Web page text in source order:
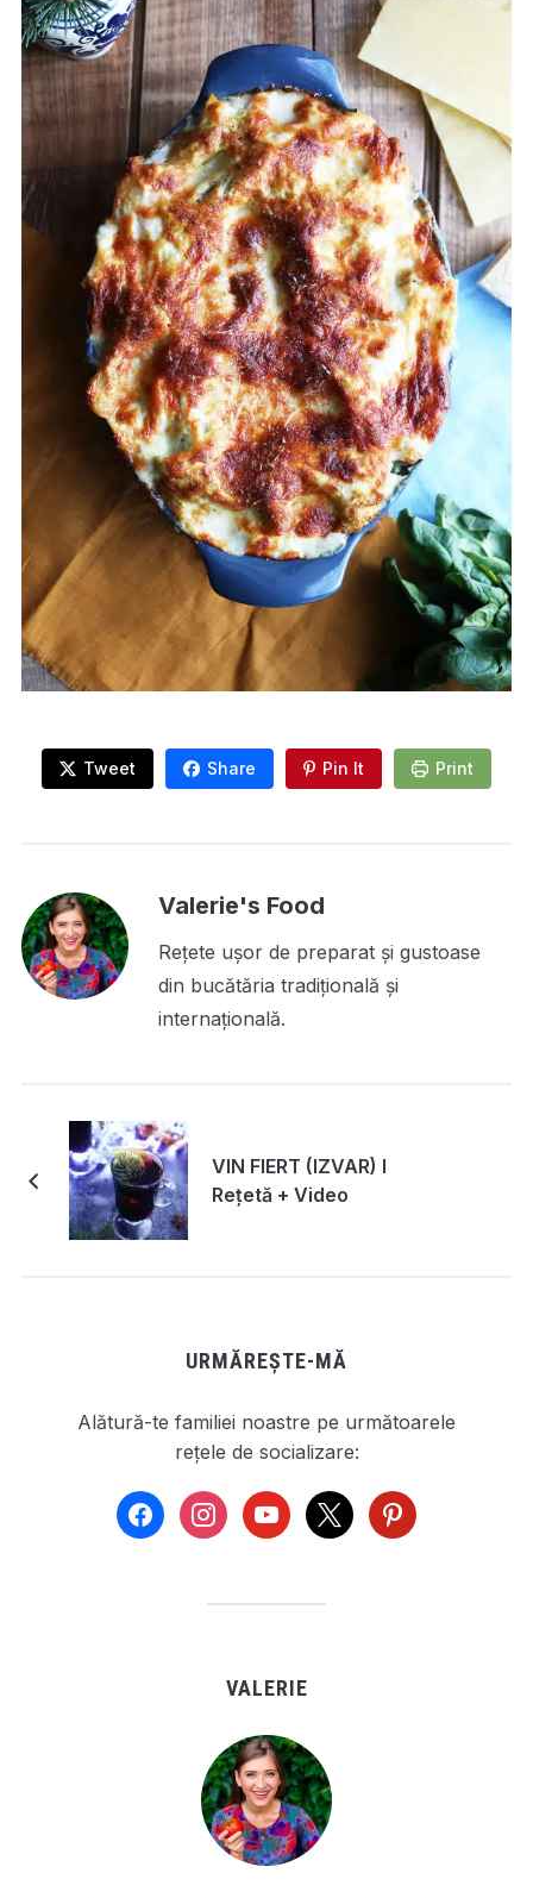
Tweet Share Pin It Print
Valerie's Food
Rețete ușor de preparat și gustoase
din bucătăria tradițională și
internațională.
VIN FIERT (IZVAR) I
Rețetă + Video
URMĂREȘTE-MĂ
Alătură-te familiei noastre pe următoarele
rețele de socializare:
facebookinstagramyoutube
x pinterest
VALERIE